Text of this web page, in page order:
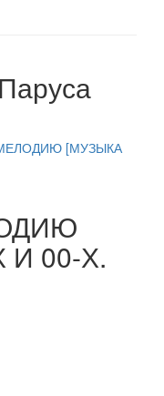
И 00-Х.